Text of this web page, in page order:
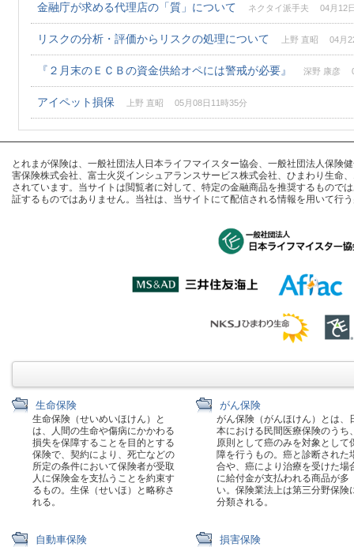
金融庁が求める代理店の「質」について ネクタイ派手夫 04月12
リスクの分析・評価からリスクの処理について 上野 直昭 04月
『２月末のＥＣＢの資金供給オペには警戒が必要』 深野 康彦
アイペット損保 上野 直昭 05月08日11時35分
とれまが保険は、一般社団法人日本ライフマイスター協会、一般社団法人保
害保険株式会社、富士火災インシュアランスサービス株式会社、ひまわり生命
されています。当サイトは閲覧者に対して、特定の金融商品を推奨するもので
証するものではありません。当社は、当サイトにて配信される情報を用いて行
生命保険
生命保険（せいめいほけん）と
は、人間の生命や傷病にかかわる
損失を保障することを目的とする
保険で、契約により、死亡などの
所定の条件において保険者が受取
人に保険金を支払うことを約束す
るもの。生保（せいほ）と略称さ
れる。
がん保険
がん保険（がんほけん）とは、
本における民間医療保険のうち
原則として癌のみを対象として
障を行うもの。癌と診断された
合や、癌により治療を受けた場
に給付金が支払われる商品が多
い。保険業法上は第三分野保険
分類される。
自動車保険 損害保険